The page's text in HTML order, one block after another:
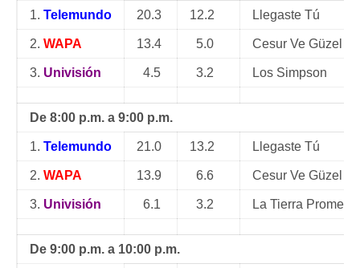
1. Telemundo 20.3 12.2 Llegaste Tú
2. WAPA 13.4 5.0 Cesur Ve Güzel
3. Univisión 4.5 3.2 Los Simpson
De 8:00 p.m. a 9:00 p.m.
1. Telemundo 21.0 13.2 Llegaste Tú
2. WAPA 13.9 6.6 Cesur Ve Güzel
3. Univisión 6.1 3.2 La Tierra
De 9:00 p.m. a 10:00 p.m.